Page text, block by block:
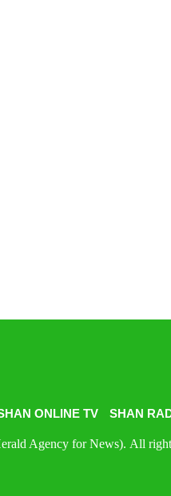
ONLINE TV SHAN
Agency for News). All